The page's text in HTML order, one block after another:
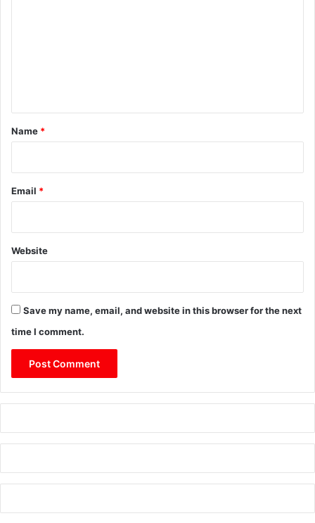
*
Name *
Email *
Website
Save my name, email, and website in this browser for the next
time I comment.